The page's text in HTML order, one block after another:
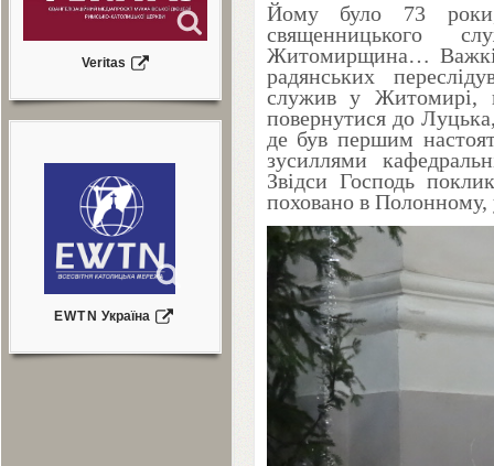
Veritas
EWTN Україна
Йому було 73
священницького
Житомирщина… Важкі
радянських
служив у Житомирі,
повернутися до
де був першим
зусиллями
Звідси Господь
поховано в Полонному,